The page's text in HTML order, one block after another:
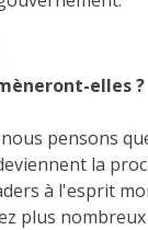
elles ?
pensons
la
à l'esprit
plus